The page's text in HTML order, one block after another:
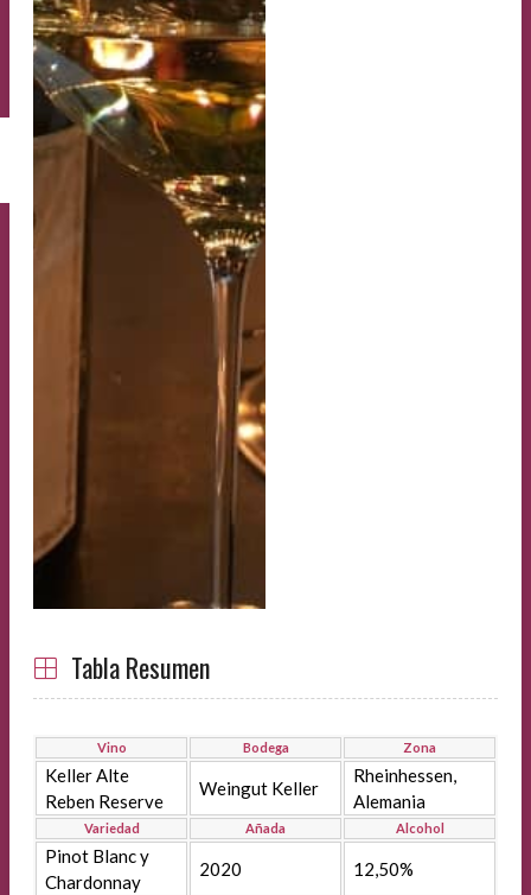
Tabla Resumen
Vino Bodega Zona
Keller Alte
Reben Reserve
Weingut Keller
Rheinhessen,
Alemania
Variedad Añada Alcohol
Pinot Blanc y
Chardonnay
2020 12,50%